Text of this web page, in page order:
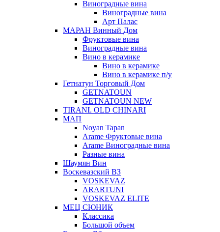
Виноградные вина
Виноградные вина
Арт Палас
МАРАН Винный Дом
Фруктовые вина
Виноградные вина
Вино в керамике
Вино в керамике
Вино в керамике п/у
Гетнатун Торговый Дом
GETNATOUN
GETNATOUN NEW
TIRANI. OLD CHINARI
МАП
Noyan Tapan
Arame Фруктовые вина
Arame Виноградные вина
Разные вина
Шаумян Вин
Воскевазский ВЗ
VOSKEVAZ
ARARTUNI
VOSKEVAZ ELITE
МЕЦ СЮНИК
Классика
Большой объем